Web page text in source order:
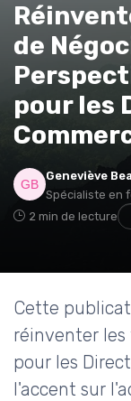
de
pour les
Geneviève
Spécialiste en
2 min de lecture
Cette
réinventer
pour les
l'accent sur